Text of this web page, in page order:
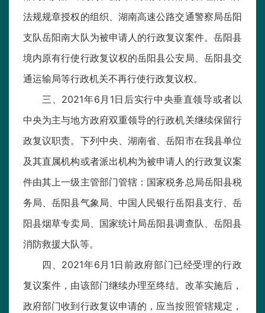
法规规章授权的组织、湖南高速公路交通警察局岳阳
支队岳阳南大队为被申请人的行政复议案件。岳阳县
境内原有行使行政复议权的岳阳县公安局、岳阳县交
通运输局等行政机关不再行使行政复议权。
三、2021年6月1日后实行中央垂直领导或者以
中央为主与地方政府双重领导的行政机关继续保留行
政复议职责。下列中央、湖南省、岳阳市在我县单位
及其直属机构或者派出机构为被申请人的行政复议案
件由其上一级主管部门管辖：国家税务总局岳阳县税
务局、岳阳县气象局、中国人民银行岳阳县支行、岳
阳县烟草专卖局、国家统计局岳阳县调查队、岳阳县
消防救援大队等。
四、2021年6月1日前政府部门已经受理的行政
复议案件，由该部门继续办理至终结。改革实施后，
政府部门收到行政复议申请的，应当按照管辖规定，